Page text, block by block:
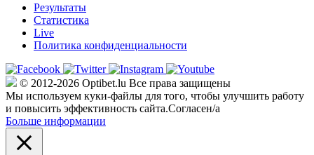
Результаты
Статистика
Live
Политика конфиденциальности
© 2012-2026 Optibet.lu Все права защищены
Мы используем куки-файлы для того, чтобы улучшить работу
и повысить эффективность сайта.Согласен/а
Больше информации